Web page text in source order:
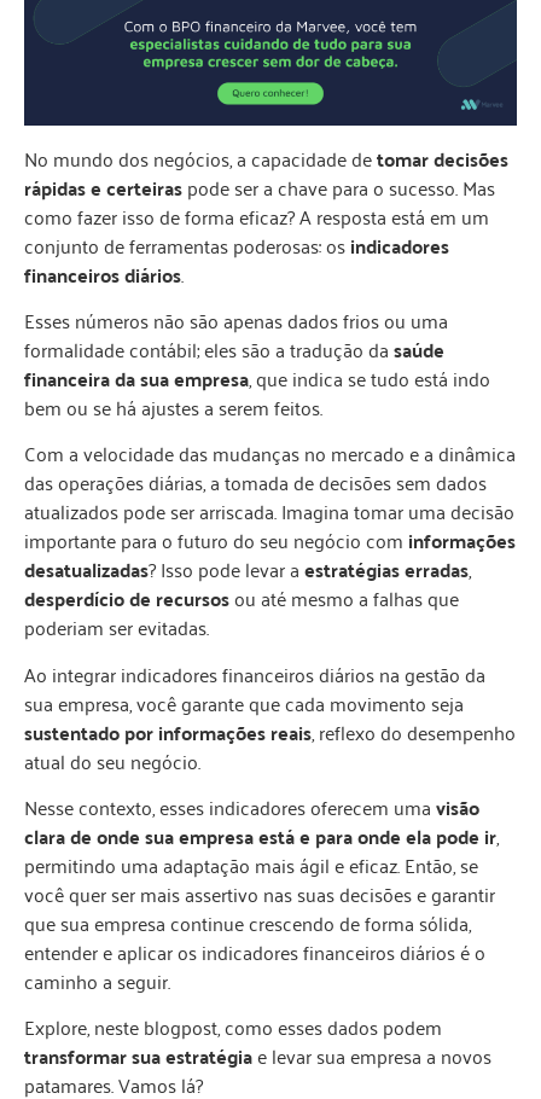
No mundo dos negócios, a capacidade detomar decisões
rápidas e certeiraspode ser a chave para o sucesso. Mas
como fazer isso de forma eficaz? A resposta está em um
conjunto de ferramentas poderosas: osindicadores
financeiros diários.
Esses números não são apenas dados frios ou uma
formalidade contábil; eles são a tradução dasaúde
financeira da sua empresa, que indica se tudo está indo
bem ou se há ajustes a serem feitos.
Com a velocidade das mudanças no mercado e a dinâmica
das operações diárias, a tomada de decisões sem dados
atualizados pode ser arriscada. Imagina tomar uma decisão
importante para o futuro do seu negócio com informações
desatualizadas? Isso pode levar aestratégias erradas,
desperdício de recursosou até mesmo a falhas que
poderiam ser evitadas.
Ao integrar indicadores financeiros diários na gestão da
sua empresa, você garante que cada movimento seja
sustentado por informações reais, reflexo do desempenho
atual do seu negócio.
Nesse contexto, esses indicadores oferecem umavisão
clara de onde sua empresa está e para onde ela pode ir,
permitindo uma adaptação mais ágil e eficaz. Então, se
você quer ser mais assertivo nas suas decisões e garantir
que sua empresa continue crescendo de forma sólida,
entender e aplicar os indicadores financeiros diários é o
caminho a seguir.
Explore, neste blogpost, como esses dados podem
transformar sua estratégiae levar sua empresa a novos
patamares. Vamos lá?